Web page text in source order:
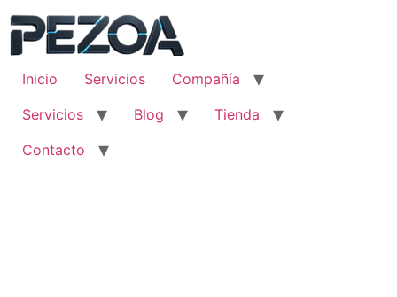
contenido
Inicio
Servicios
Compañía
Servicios
Blog
Tienda
Contacto